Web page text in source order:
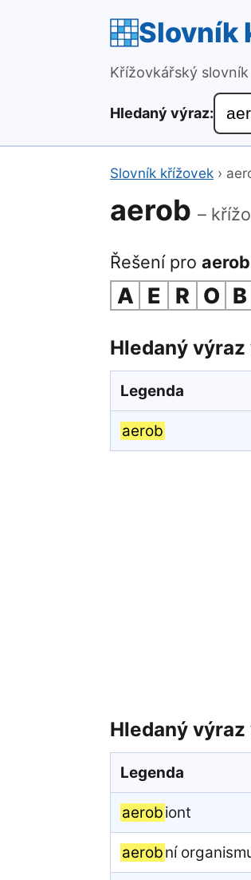
Slovník
Křížovkářský
Hledaný výraz:
Slovník křížovek ›
aerob –
Řešení pro aerob
A E R O B
Hledaný
Legenda
aerob
Hledaný výraz
Legenda
aerobiont
aerobní